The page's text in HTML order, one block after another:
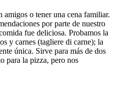
o tener una cena familiar.
por parte de nuestro
fue deliciosa. Probamos la
y carnes (tagliere di carne); la
única. Sirve para más de dos
para la pizza, pero nos